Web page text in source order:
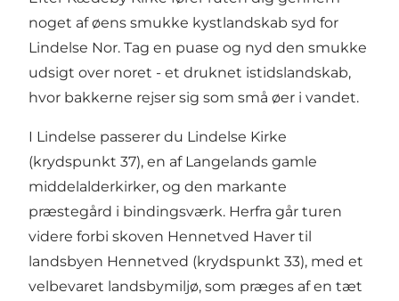
noget af øens smukke kystlandskab syd for
Lindelse Nor. Tag en puase og nyd den smukke
udsigt over noret - et druknet istidslandskab,
hvor bakkerne rejser sig som små øer i vandet.
I Lindelse passerer du Lindelse Kirke
(krydspunkt 37), en af Langelands gamle
middelalderkirker, og den markante
præstegård i bindingsværk. Herfra går turen
videre forbi skoven Hennetved Haver til
landsbyen Hennetved (krydspunkt 33), med et
velbevaret landsbymiljø, som præges af en tæt